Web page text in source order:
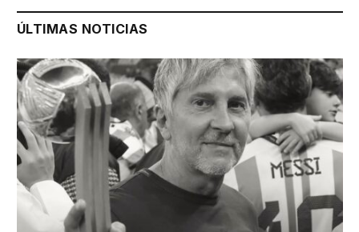
ÚLTIMAS NOTICIAS